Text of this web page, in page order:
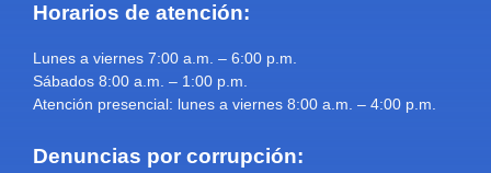
Horarios de atención:
Lunes a viernes 7:00 a.m. – 6:00 p.m.
Sábados 8:00 a.m. – 1:00 p.m.
Atención presencial: lunes a viernes 8:00 a.m. – 4:00 p.m.
Denuncias por corrupción: